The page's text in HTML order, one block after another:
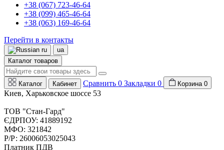
+38 (067) 723-46-64
+38 (099) 465-46-64
+38 (063) 169-46-64
Перейти в контакты
ru
ua
Каталог товаров
Каталог Кабинет Сравнить 0 Закладки 0 Корзина 0
Киев, Харьковское шоссе 53
ТОВ "Стан-Гард"
ЄДРПОУ: 41889192
МФО: 321842
Р/Р: 26006053025043
Платник ПДВ